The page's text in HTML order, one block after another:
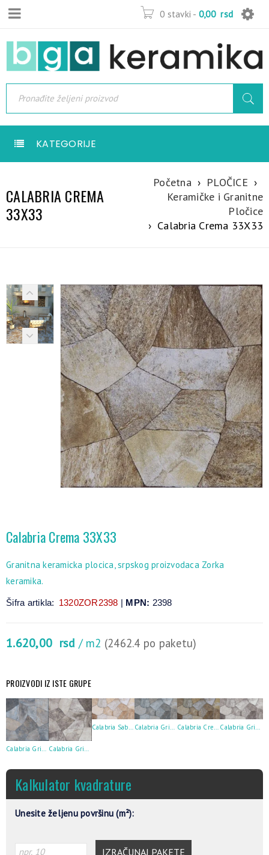
0 stavki - 0,00 rsd
KATEGORIJE
CALABRIA CREMA
33X33
Početna › PLOČICE ›
Keramičke i Granitne
Pločice
› Calabria Crema 33X33
Calabria Crema 33X33
Granitna keramicka plocica, srpskog proizvodaca Zorka
keramika.
Šifra artikla: 1320ZOR2398 | MPN: 2398
1.620,00 rsd / m2 (2462.4 po paketu)
PROIZVODI IZ ISTE GRUPE
Calabria Grigio 33X33 Calabria Grigio Scuro 33X33
Calabria Sabbia 30X60 Calabria Grigio 30X60 Calabria Crema 30X60 Calabria Grigio Scuro 30X60
Kalkulator kvadrature
Unesite željenu površinu (m²):
IZRAČUNAJ PAKETE